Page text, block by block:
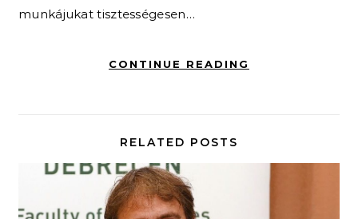
munkájukat tisztességesen…
CONTINUE READING
RELATED POSTS